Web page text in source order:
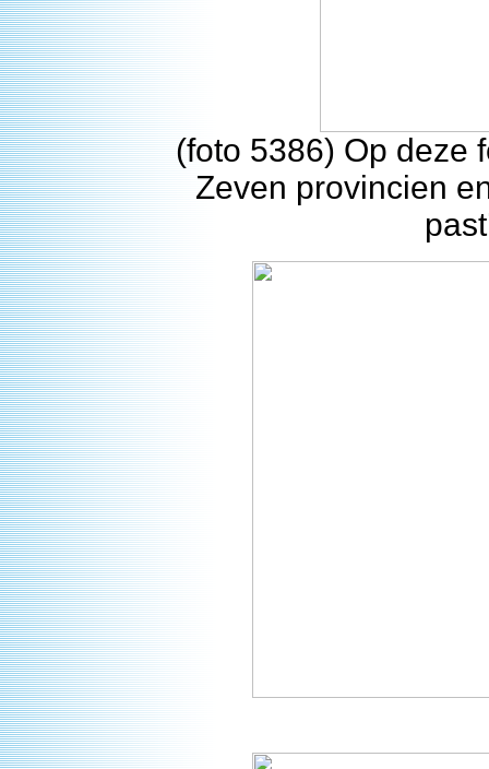
(foto 5386) Op deze
Zeven provincien